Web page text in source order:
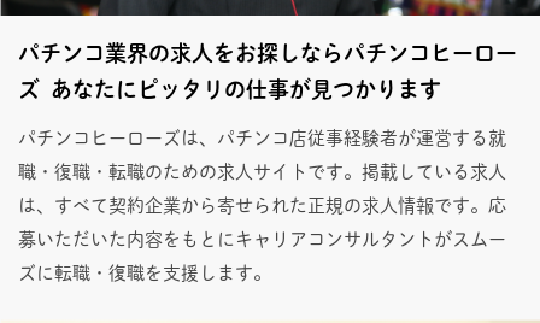
パチンコ業界の求人をお探しならパチンコヒーロー
ズ あなたにピッタリの仕事が見つかります
パチンコヒーローズは、パチンコ店従事経験者が運営する就
職・復職・転職のための求人サイトです。掲載している求人
は、すべて契約企業から寄せられた正規の求人情報です。応
募いただいた内容をもとにキャリアコンサルタントがスムー
ズに転職・復職を支援します。